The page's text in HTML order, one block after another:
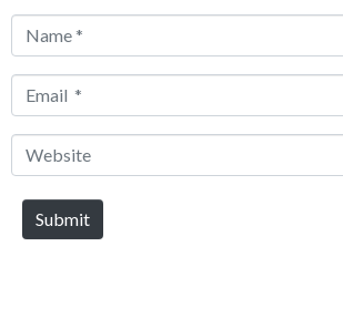
Name
Email
Website
Submit